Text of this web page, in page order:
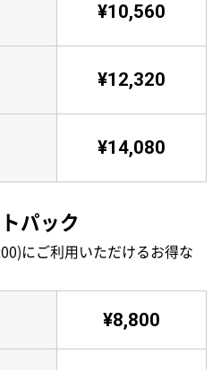
¥10,560
¥12,320
¥14,080
パック
にご利用いただけるお得な
¥8,800